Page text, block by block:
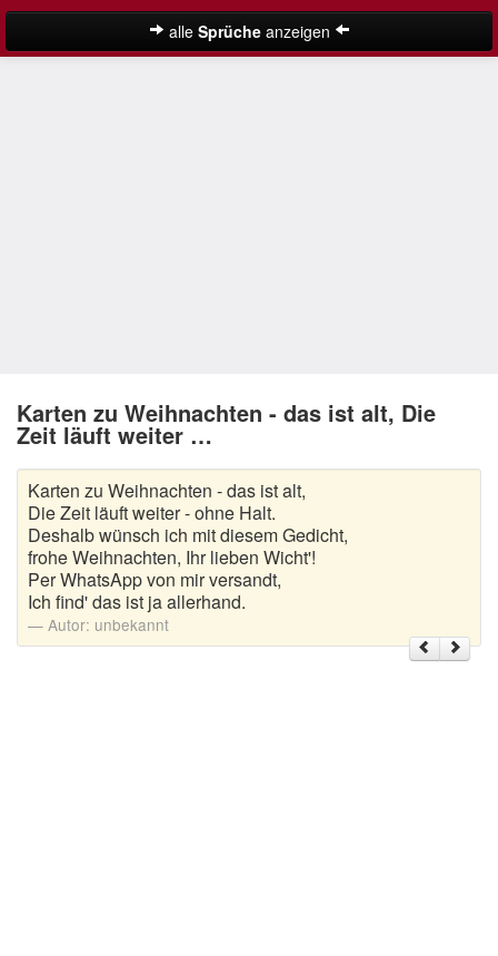
alle Sprücheanzeigen
Nikolaus Sprüche
Schöne Weihnachtssprüche
Weihnachtsgedichte
Weihnachtsgrüße
Weihnachtssprüche für Karten
Weihnachtssprüche für Kinder
Karten zu Weihnachten - das ist alt, Die
Zeit läuft weiter …
Karten zu Weihnachten - das ist alt,
Die Zeit läuft weiter - ohne Halt.
Deshalb wünsch ich mit diesem Gedicht,
frohe Weihnachten, Ihr lieben Wicht'!
Per WhatsApp von mir versandt,
Ich find' das ist ja allerhand.
Autor: unbekannt